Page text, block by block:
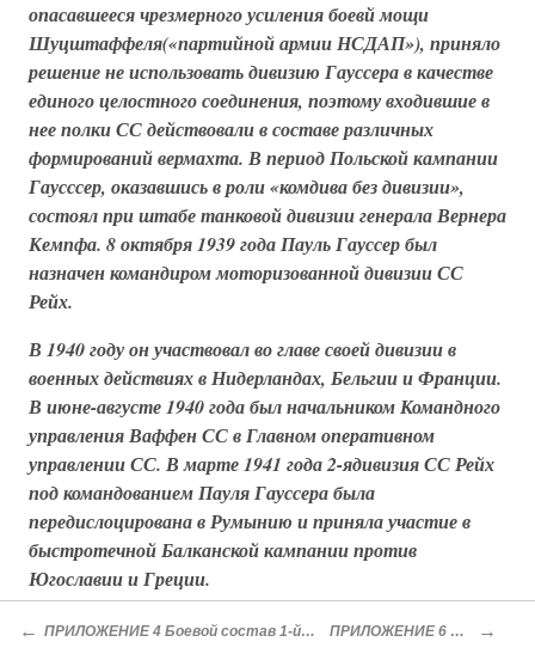
опасавшееся чрезмерного усиления боевй мощи
Шуцштаффеля(«партийной армии НСДАП»), приняло
решение не использовать дивизию Гауссера в качестве
единого целостного соединения, поэтому входившие в
нее полки СС действовали в составе различных
формирований вермахта. В период Польской кампании
Гаусссер, оказавшись в роли«комдива без дивизии»,
состоял при штабе танковой дивизии генерала Вернера
Кемпфа. 8 октября 1939 года Пауль Гауссер был
назначен командироммоторизованной дивизии СС
Рейх.
В 1940 году он участвовал во главе своей дивизии в
военных действиях в Нидерландах, Бельгии и Франции.
В июне-августе 1940 года был начальником Командного
управления Ваффен СС в Главном оперативном
управлении СС. В марте 1941 года2-ядивизия ССРейх
под командованием Пауля Гауссера была
передислоцирована в Румынию и приняла участие в
быстротечной Балканской кампании против
Югославии и Греции.
С июля 1941 года«папаша»Гауссер сражался на
← ПРИЛОЖЕНИЕ 4 Боевой состав 1-й танковой дивизии СС Лейбштандарт СС Адольфа Гитлера ПРИЛОЖЕНИЕ 6 К ИСТОРИИ ЖЕЛЕЗНОГО КРЕСТА →